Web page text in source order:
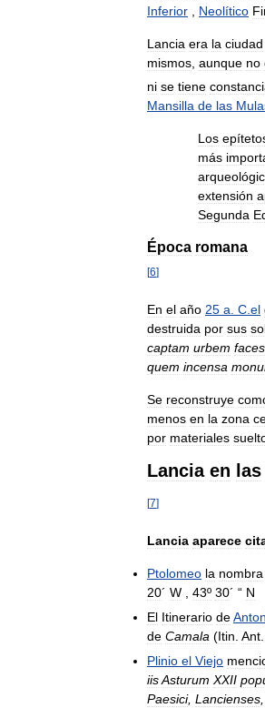
Inferior
Neolítico
Lancia era la ciudad
mismos aunque no
ni se tiene
Mansilla de las
Los
más
extensión
Segunda
Época romana
[6]
En el año 25 a C el
destruida por sus
captam urbem faces
quem incensa
Se reconstruye
menos en la zona
por materiales
Lancia en las
[7]
Lancia aparece
Ptolomeo la nombra
20´ W 43º 30´ “ N
El Itinerario de
de Camala (Itin Ant
Plinio el Viejo
iisAsturum XXII
Paesici, Lancienses